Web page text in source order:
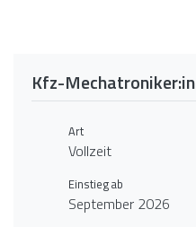
Kfz-
Art
Vollzeit
Einstieg ab
September 2026